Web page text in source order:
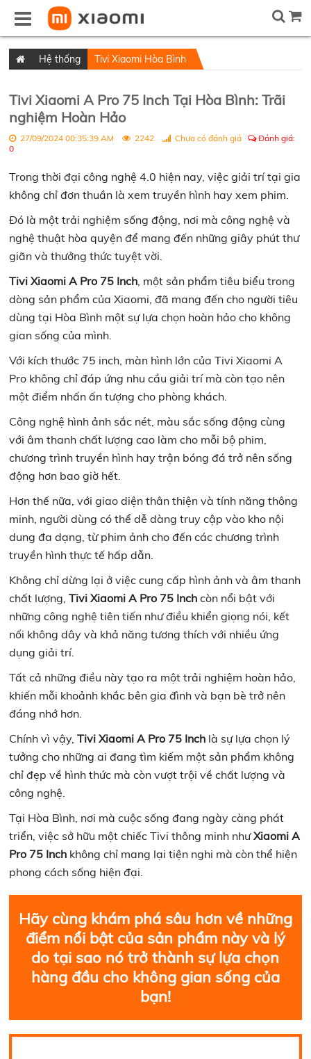
Hệ thống Tivi Xiaomi Hòa Bình
Tivi Xiaomi A Pro 75 Inch Tại Hòa Bình: Trãi
nghiệm Hoàn Hảo
27/09/2024 00:35:39 AM 2242 Chưa có đánh giá
Đánh giá:
0
Trong thời đại công nghệ 4.0 hiện nay, việc giải trí tại gia
không chỉ đơn thuần là xem truyền hình hay xem phim.
Đó là một trải nghiệm sống động, nơi mà công nghệ và
nghệ thuật hòa quyện để mang đến những giây phút thư
giãn và thưởng thức tuyệt vời.
Tivi Xiaomi A Pro 75 Inch, một sản phẩm tiêu biểu trong
dòng sản phẩm của Xiaomi, đã mang đến cho người tiêu
dùng tại Hòa Bình một sự lựa chọn hoàn hảo cho không
gian sống của mình.
Với kích thước 75 inch, màn hình lớn của Tivi Xiaomi A
Pro không chỉ đáp ứng nhu cầu giải trí mà còn tạo nên
một điểm nhấn ấn tượng cho phòng khách.
Công nghệ hình ảnh sắc nét, màu sắc sống động cùng
với âm thanh chất lượng cao làm cho mỗi bộ phim,
chương trình truyền hình hay trận bóng đá trở nên sống
động hơn bao giờ hết.
Hơn thế nữa, với giao diện thân thiện và tính năng thông
minh, người dùng có thể dễ dàng truy cập vào kho nội
dung đa dạng, từ phim ảnh cho đến các chương trình
truyền hình thực tế hấp dẫn.
Không chỉ dừng lại ở việc cung cấp hình ảnh và âm thanh
chất lượng, Tivi Xiaomi A Pro 75 Inch còn nổi bật với
những công nghệ tiên tiến như điều khiển giọng nói, kết
nối không dây và khả năng tương thích với nhiều ứng
dụng giải trí.
Tất cả những điều này tạo ra một trải nghiệm hoàn hảo,
khiến mỗi khoảnh khắc bên gia đình và bạn bè trở nên
đáng nhớ hơn.
Chính vì vậy,Tivi Xiaomi A Pro 75 Inch là sự lựa chọn lý
tưởng cho những ai đang tìm kiếm một sản phẩm không
chỉ đẹp về hình thức mà còn vượt trội về chất lượng và
công nghệ.
Tại Hòa Bình, nơi mà cuộc sống đang ngày càng phát
triển, việc sở hữu một chiếc Tivi thông minh nhưXiaomi A
Pro 75 Inch không chỉ mang lại tiện nghi mà còn thể hiện
phong cách sống hiện đại.
Hãy cùng khám phá sâu hơn về những
điểm nổi bật của sản phẩm này và lý
do tại sao nó trở thành sự lựa chọn
hàng đầu cho không gian sống của
bạn!